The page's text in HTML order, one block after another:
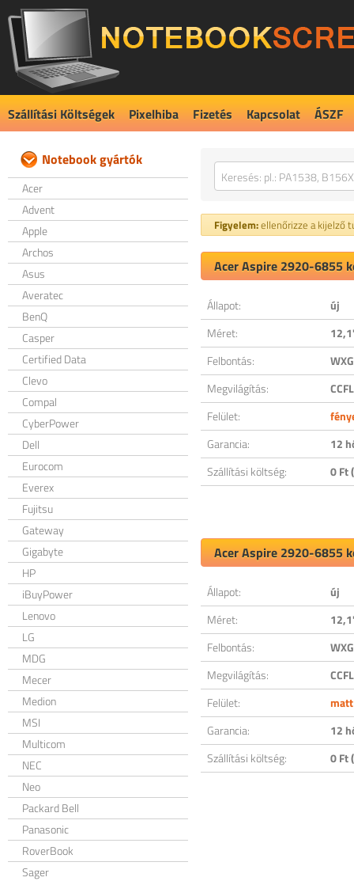
Szállítási Költségek Pixelhiba Fizetés Kapcsolat ÁSZF
Notebook gyártók
Acer
Advent
Apple
Archos
Asus
Averatec
BenQ
Casper
Certified Data
Clevo
Compal
CyberPower
Dell
Eurocom
Everex
Fujitsu
Gateway
Gigabyte
HP
iBuyPower
Lenovo
LG
MDG
Mecer
Medion
MSI
Multicom
NEC
Neo
Packard Bell
Panasonic
RoverBook
Sager
Figyelem:ellenőrizze a kijelző
Acer Aspire 2920-6855
Állapot:
új
Méret:
Felbontás:
Megvilágítás:
CCFL
Felület:
Garancia:
12
Szállítási költség:
0 Ft
Acer Aspire 2920-6855
Állapot:
új
Méret:
Felbontás:
Megvilágítás:
CCFL
Felület:
matt
Garancia:
12
Szállítási költség:
0 Ft